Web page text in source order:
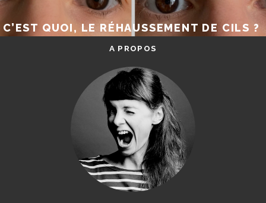
C’EST QUOI, LE RÉHAUSSEMENT DE CILS ?
A PROPOS